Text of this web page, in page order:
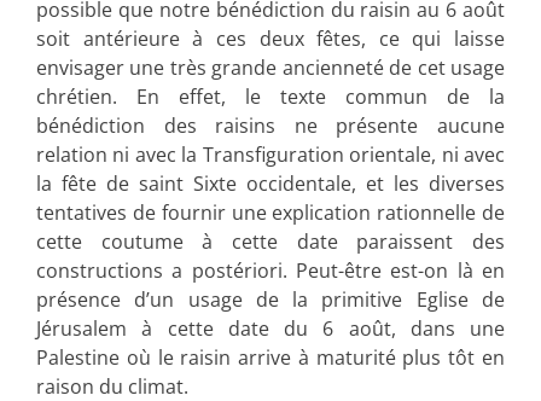
possible que notre bénédiction du raisin au 6 août
soit antérieure à ces deux fêtes, ce qui laisse
envisager une très grande ancienneté de cet usage
chrétien. En effet, le texte commun de la
bénédiction des raisins ne présente aucune
relation ni avec la Transfiguration orientale, ni avec
la fête de saint Sixte occidentale, et les diverses
tentatives de fournir une explication rationnelle de
cette coutume à cette date paraissent des
constructions a postériori. Peut-être est-on là en
présence d’un usage de la primitive Eglise de
Jérusalem à cette date du 6 août, dans une
Palestine où le raisin arrive à maturité plus tôt en
raison du climat.